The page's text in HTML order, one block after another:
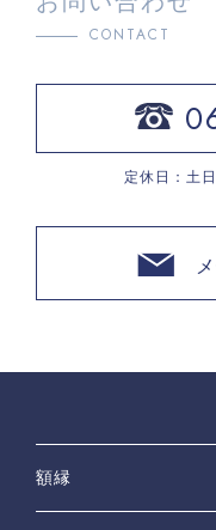
CONTACT
定休日：土
額縁